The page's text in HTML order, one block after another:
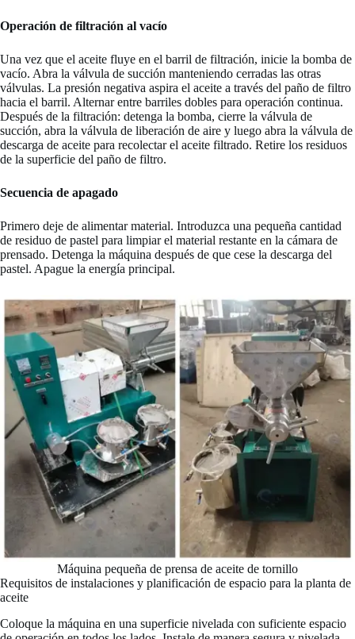
Operación de filtración al vacío
Una vez que el aceite fluye en el barril de filtración, inicie la bomba de
vacío. Abra la válvula de succión manteniendo cerradas las otras
válvulas. La presión negativa aspira el aceite a través del paño de filtro
hacia el barril. Alternar entre barriles dobles para operación continua.
Después de la filtración: detenga la bomba, cierre la válvula de
succión, abra la válvula de liberación de aire y luego abra la válvula de
descarga de aceite para recolectar el aceite filtrado. Retire los residuos
de la superficie del paño de filtro.
Secuencia de apagado
Primero deje de alimentar material. Introduzca una pequeña cantidad
de residuo de pastel para limpiar el material restante en la cámara de
prensado. Detenga la máquina después de que cese la descarga del
pastel. Apague la energía principal.
Máquina pequeña de prensa de aceite de tornillo
Requisitos de instalaciones y planificación de espacio para la planta de
aceite
Coloque la máquina en una superficie nivelada con suficiente espacio